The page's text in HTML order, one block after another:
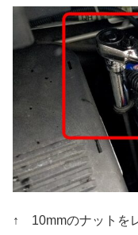
↑ 10mmのナットを